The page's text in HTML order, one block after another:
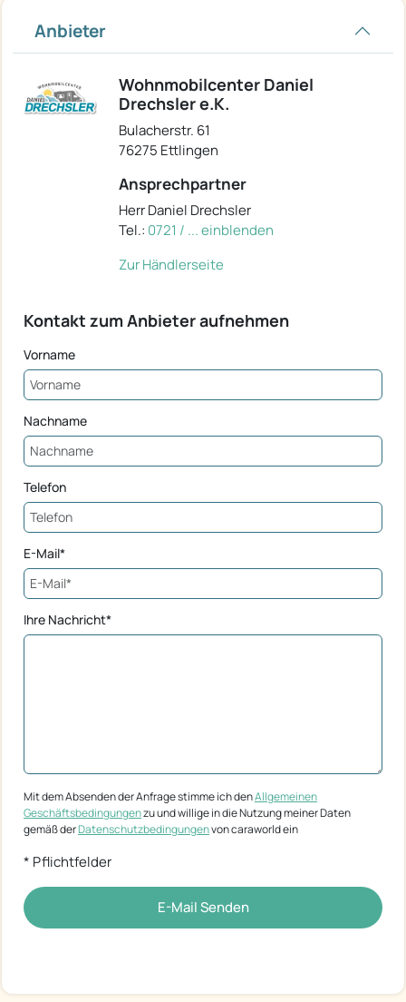
Anbieter
Wohnmobilcenter Daniel
Drechsler e.K.
Bulacherstr. 61
76275 Ettlingen
Ansprechpartner
Herr Daniel Drechsler
Tel.: 0721 / ... einblenden
Zur Händlerseite
Kontakt zum Anbieter aufnehmen
Vorname
Nachname
Telefon
E-Mail*
Ihre Nachricht*
Mit dem Absenden der Anfrage stimme ich denAllgemeinen
Geschäftsbedingungenzu und willige in die Nutzung meiner Daten
gemäß derDatenschutzbedingungenvon caraworld ein
* Pflichtfelder
E-Mail Senden